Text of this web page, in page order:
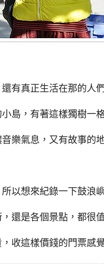
有真正生活在那的人
島，有著這樣獨樹一
樂氣息，又有故事的
以想來紀錄一下鼓浪
還是各個景點，都很
收這樣價錢的門票感